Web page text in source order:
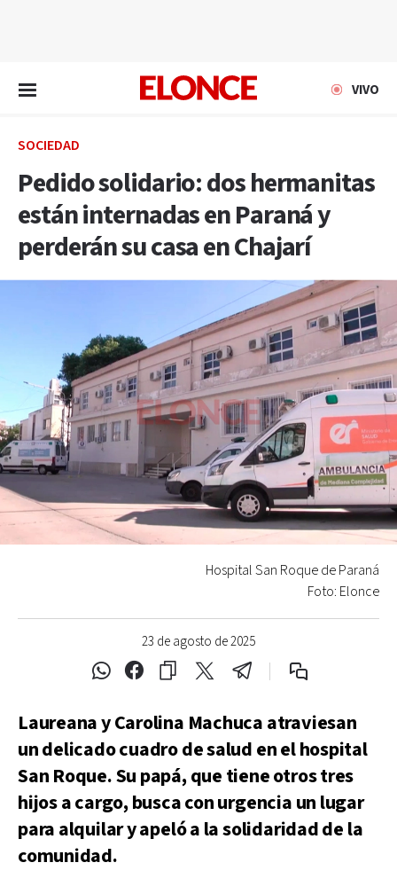
VIVO
SOCIEDAD
Pedido solidario: dos hermanitas
están internadas en Paraná y
perderán su casa en Chajarí
23 de agosto de 2025
Hospital San Roque de Paraná
Foto: Elonce
Laureana y Carolina Machuca atraviesan
un delicado cuadro de salud en el hospital
San Roque. Su papá, que tiene otros tres
hijos a cargo, busca con urgencia un lugar
para alquilar y apeló a la solidaridad de la
comunidad.